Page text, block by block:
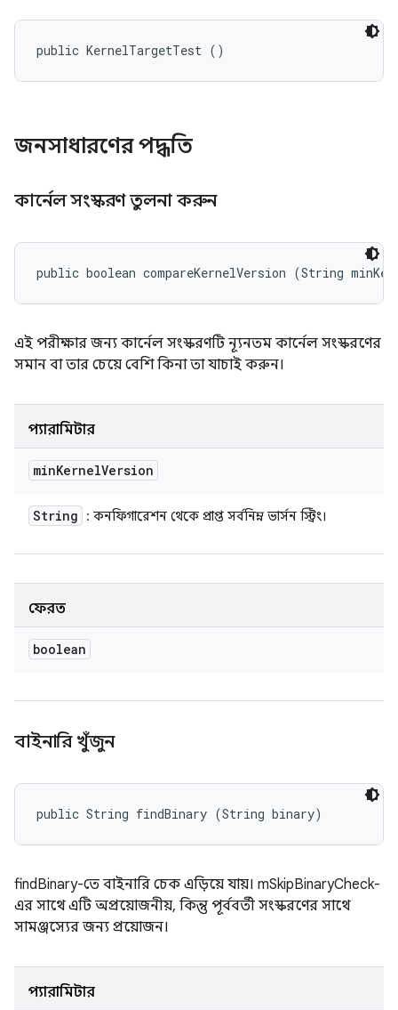
public KernelTargetTest ()
জনসাধারণের পদ্ধতি
কার্নেল সংস্করণ তুলনা করুন
public boolean compareKernelVersion (String
এই পরীক্ষার জন্য কার্নেল সংস্করণটি ন্যূনতম কার্নেল সংস্করণের
সমান বা তার চেয়ে বেশি কিনা তা যাচাই করুন।
প্যারামিটার
minKernelVersion
String : কনফিগারেশন থেকে প্রাপ্ত সর্বনিম্ন ভার্সন স্ট্রিং।
ফেরত
boolean
বাইনারি খুঁজুন
public String findBinary (String binary)
findBinary-তে বাইনারি চেক এড়িয়ে যায়। mSkipBinaryCheck-
এর সাথে এটি অপ্রয়োজনীয়, কিন্তু পূর্ববর্তী সংস্করণের সাথে
সামঞ্জস্যের জন্য প্রয়োজন।
প্যারামিটার